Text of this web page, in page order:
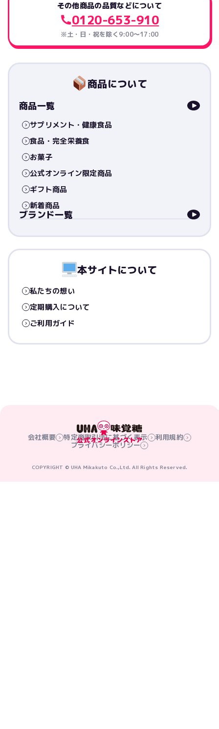
その他商品の品質などについて
0120-653-910
※土・日・祝を除く9:00〜17:00
商品について
商品一覧
サプリメント・健康食品
食品・完全栄養食
お菓子
公式オンライン限定商品
ギフト商品
新着商品
ブランド一覧
本サイトについて
私たちの想い
定期購入について
ご利用ガイド
会社概要 特定商取引法に基づく表示
利用規約
プライバシーポリシー
COPYRIGHT © UHA Mikakuto Co.,Ltd. All Rights Reserved.